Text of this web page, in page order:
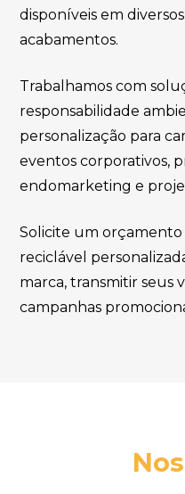
disponíveis em
acabamentos.
Trabalhamos com
responsabilidade
personalização para
eventos corporativos,
endomarketing e
Solicite um orçamento
reciclável
marca, transmitir seus
campanhas